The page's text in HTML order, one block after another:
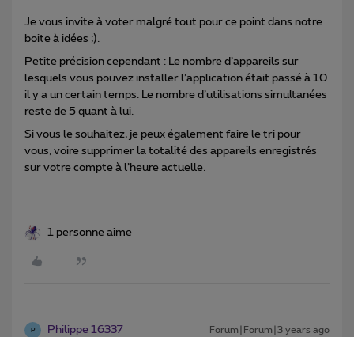
Je vous invite à voter malgré tout pour ce point dans notre
boite à idées ;).
Petite précision cependant : Le nombre d’appareils sur
lesquels vous pouvez installer l’application était passé à 10
il y a un certain temps. Le nombre d’utilisations simultanées
reste de 5 quant à lui.
Si vous le souhaitez, je peux également faire le tri pour
vous, voire supprimer la totalité des appareils enregistrés
sur votre compte à l’heure actuelle.
1 personne aime
P Philippe 16337 Forum|Forum|3 years ago